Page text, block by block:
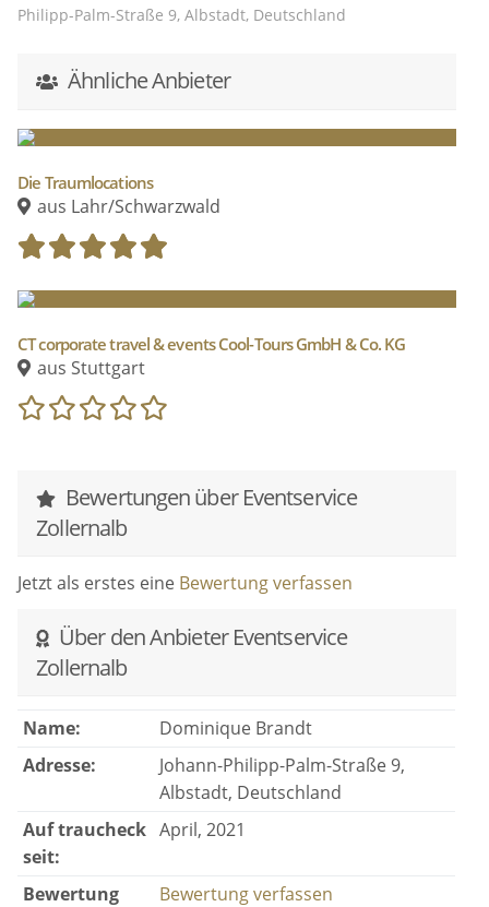
Philipp-Palm-Straße 9, Albstadt, Deutschland
Ähnliche Anbieter
Die Traumlocations
aus Lahr/Schwarzwald
CT corporate travel & events Cool-Tours GmbH & Co. KG
aus Stuttgart
Bewertungen über Eventservice
Zollernalb
Jetzt als erstes eine Bewertung verfassen
Über den Anbieter Eventservice
Zollernalb
Name:
Dominique Brandt
Adresse:
Johann-Philipp-Palm-Straße 9,
Albstadt, Deutschland
Auf traucheck
seit:
April, 2021
Bewertung
Bewertung verfassen